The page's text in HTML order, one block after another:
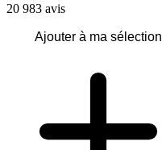
20 983 avis
Ajouter à ma sélection